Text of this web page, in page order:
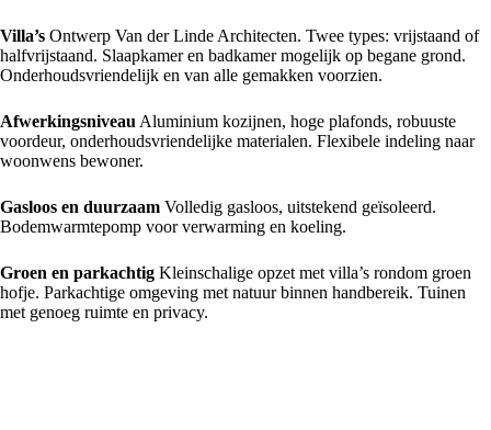
Villa’s Ontwerp Van der Linde Architecten. Twee types: vrijstaand of
halfvrijstaand. Slaapkamer en badkamer mogelijk op begane grond.
Onderhoudsvriendelijk en van alle gemakken voorzien.
Afwerkingsniveau Aluminium kozijnen, hoge plafonds, robuuste
voordeur, onderhoudsvriendelijke materialen. Flexibele indeling naar
woonwens bewoner.
Gasloos en duurzaam Volledig gasloos, uitstekend geïsoleerd.
Bodemwarmtepomp voor verwarming en koeling.
Groen en parkachtig Kleinschalige opzet met villa’s rondom groen
hofje. Parkachtige omgeving met natuur binnen handbereik. Tuinen
met genoeg ruimte en privacy.